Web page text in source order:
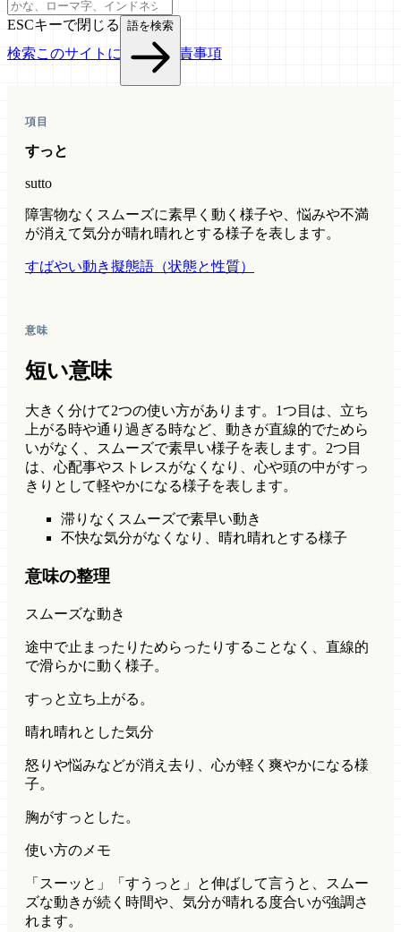
検索このサイトについて免責事項
ESCキーで閉じる 語を検索
項目
すっと
sutto
障害物なくスムーズに素早く動く様子や、悩みや不満
が消えて気分が晴れ晴れとする様子を表します。
すばやい動き擬態語（状態と性質）
意味
短い意味
大きく分けて2つの使い方があります。1つ目は、立ち
上がる時や通り過ぎる時など、動きが直線的でためら
いがなく、スムーズで素早い様子を表します。2つ目
は、心配事やストレスがなくなり、心や頭の中がすっ
きりとして軽やかになる様子を表します。
滞りなくスムーズで素早い動き
不快な気分がなくなり、晴れ晴れとする様子
意味の整理
スムーズな動き
途中で止まったりためらったりすることなく、直線的
で滑らかに動く様子。
すっと立ち上がる。
晴れ晴れとした気分
怒りや悩みなどが消え去り、心が軽く爽やかになる様
子。
胸がすっとした。
使い方のメモ
「スーッと」「すうっと」と伸ばして言うと、スムー
ズな動きが続く時間や、気分が晴れる度合いが強調さ
れます。